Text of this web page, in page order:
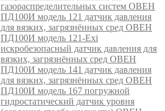
газораспределительных систем ОВЕН
ПД100И модель 121 датчик давления
для вязких, загрязнённых сред ОВЕН
ПД100И модель 121-Exi
искробезопасный датчик давления для
вязких, загрязнённых сред ОВЕН
ПД100И модель 141 датчик давления
для вязких, загрязнённых сред ОВЕН
ПД100И модель 167 погружной
гидростатический датчик уровня